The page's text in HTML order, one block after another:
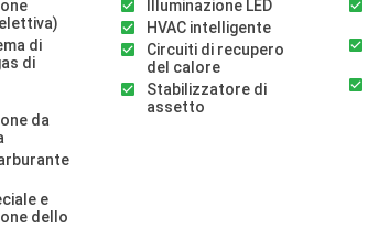
di
di
da
e
dello
Illuminazione LED
HVAC intelligente
Circuiti di recupero
del calore
Stabilizzatore di
assetto